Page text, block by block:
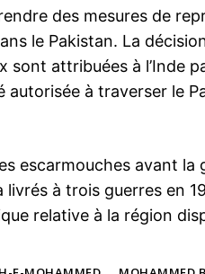
des mesures de
le Pakistan. La
sont attribuées à l’Inde
à traverser le
escarmouches avant la
à trois guerres en
relative à la région